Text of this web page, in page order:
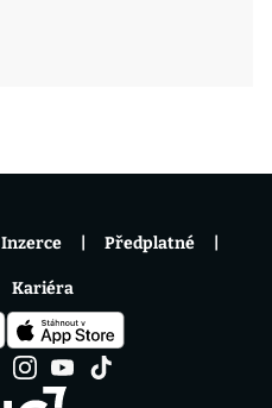
Inzerce Předplatné
Kariéra